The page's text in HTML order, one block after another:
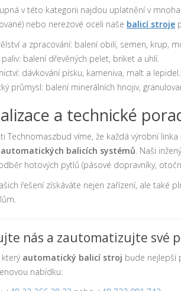
v této kategorii najdou uplatnění v
nebo nerezové oceli naše balicí stroje
a zpracování: balení obilí, semen, krup,
balení dřevěných pelet, briket a uhlí.
dávkování písku, kameniva, malt a lepidel.
průmysl: balení minerálních hnojiv,
a technické
Technomaszbud víme, že každá výrobní
balicích systémů . Naši
hotových pytlů (pásové dopravníky,
řešení získáváte nejen zařízení, ale
nás a zautomatizujte své
který automatický balicí stroj bude nejlepší
nabídku: